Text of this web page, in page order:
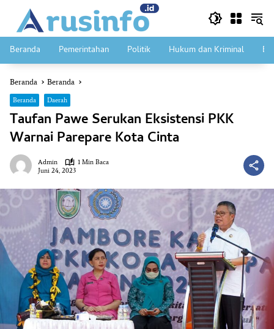
konten
Beranda Pemerintahan Politik Hukum dan Kriminal
Beranda Beranda
Beranda Daerah
Taufan Pawe Serukan Eksistensi PKK
Warnai Parepare Kota Cinta
Admin
1 Min Baca
Juni 24, 2023